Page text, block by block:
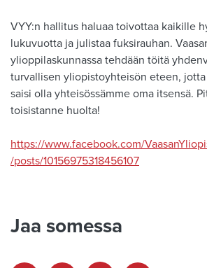
VYY:n hallitus haluaa toivottaa kaikille
lukuvuotta ja julistaa fuksirauhan.
ylioppilaskunnassa tehdään töitä
turvallisen yliopistoyhteisön eteen,
saisi olla yhteisössämme oma itsensä.
toisistanne huolta!
https://www.facebook.com/
/posts/10156975318456107
Jaa somessa